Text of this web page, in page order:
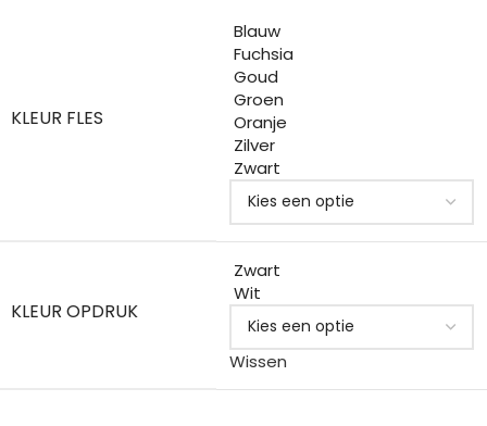
KLEUR FLES
Blauw
Fuchsia
Goud
Groen
Oranje
Zilver
Zwart
KLEUR OPDRUK
Zwart
Wit
Wissen